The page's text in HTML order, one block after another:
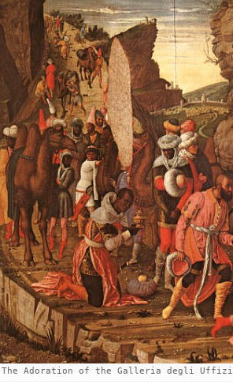
The Adoration of the Galleria degli Uffizi